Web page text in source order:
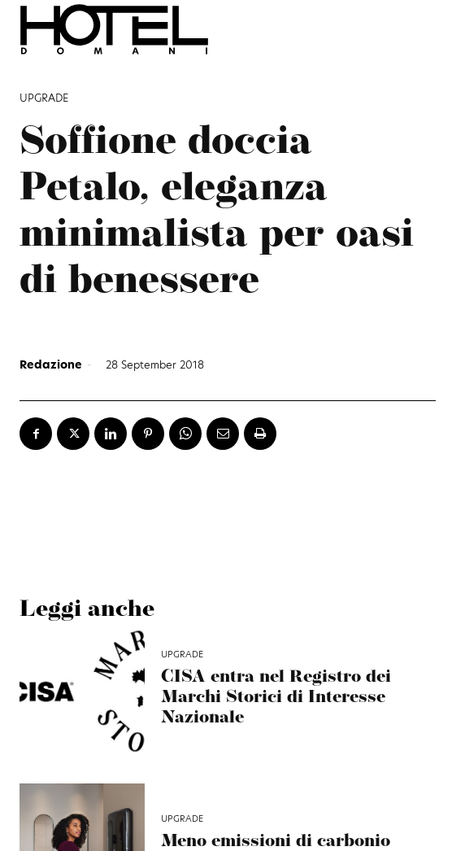
UPGRADE
Soffione doccia
Petalo, eleganza
minimalista per oasi
di benessere
Redazione - 28 September 2018
Leggi anche
UPGRADE
CISA entra nel Registro dei
Marchi Storici di Interesse
Nazionale
UPGRADE
Meno emissioni di carbonio